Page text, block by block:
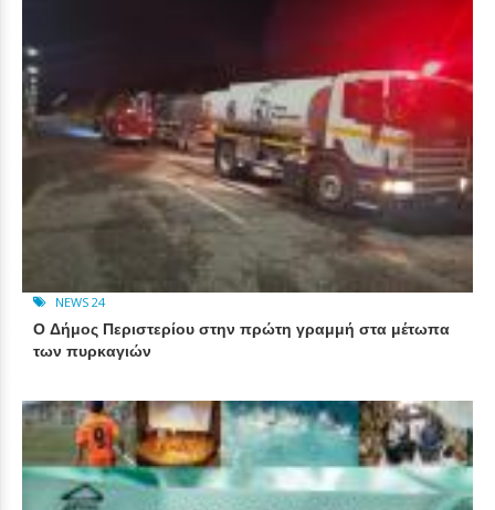
NEWS 24
Ο Δήμος Περιστερίου στην πρώτη γραμμή στα μέτωπα
των πυρκαγιών